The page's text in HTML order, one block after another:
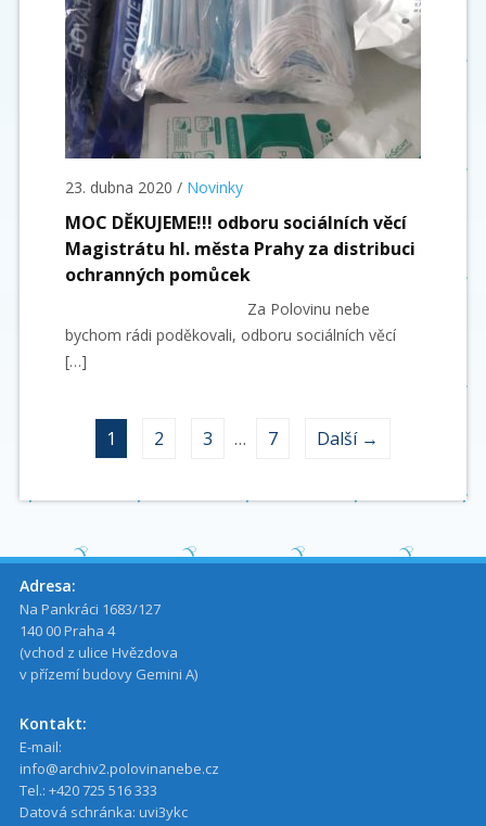
23. dubna 2020 / Novinky
MOC DĚKUJEME!!! odboru sociálních věcí
Magistrátu hl. města Prahy za distribuci
ochranných pomůcek
Za Polovinu nebe
bychom rádi poděkovali, odboru sociálních věcí
[…]
1 2 3 … 7 Další →
Adresa:
Na Pankráci 1683/127
140 00 Praha 4
(vchod z ulice Hvězdova
v přízemí budovy Gemini A)
Kontakt:
E-mail:
info@archiv2.polovinanebe.cz
Tel.: +420 725 516 333
Datová schránka: uvi3ykc